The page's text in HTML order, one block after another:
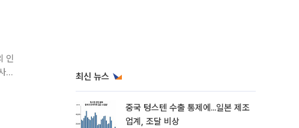
최신 뉴스
중국 텅스텐 수출 통제에...일본 제조
업계, 조달 비상